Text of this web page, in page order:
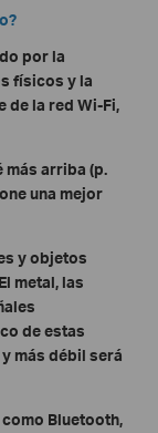
por la
físicos y la
de la red Wi-Fi,
más arriba (p.
una mejor
y objetos
metal, las
de estas
más débil será
Bluetooth,